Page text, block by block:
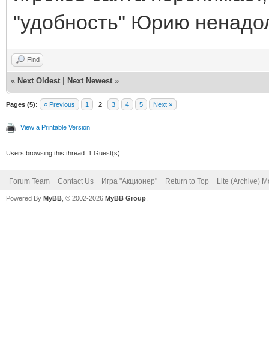
"удобность" Юрию
Find
« Next Oldest Next Newest »
Pages (5): « Previous 1 2 3 4 5 Next »
View a Printable Version
Users browsing this thread: 1 Guest(s)
Forum Team Contact Us Игра "Акционер" Return to Top Lite (Archive)
Powered By MyBB , © 2002-2026 MyBB Group